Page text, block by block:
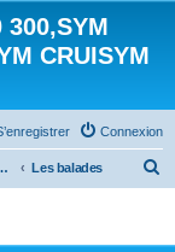
300,SYM
CRUISYM
Connexion
Les balades